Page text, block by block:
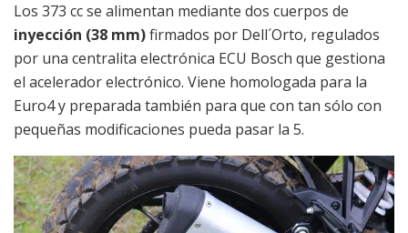
Los 373 cc se alimentan mediante dos cuerpos de
inyección (38 mm)firmados por Dell´Orto, regulados
por una centralita electrónica ECU Bosch que gestiona
el acelerador electrónico. Viene homologada para la
Euro4 y preparada también para que con tan sólo con
pequeñas modificaciones pueda pasar la 5.